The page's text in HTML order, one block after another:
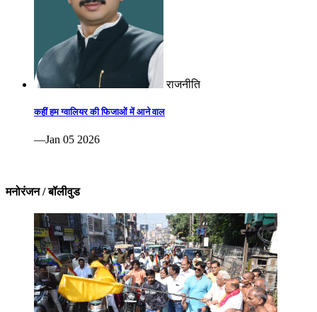
राजनीति
कहीं हम ग्वालियर की फिजाओं में आने वाल
—Jan 05 2026
मनोरंजन / बॉलीवुड